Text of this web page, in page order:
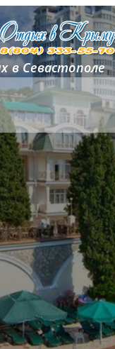
в Севастополе